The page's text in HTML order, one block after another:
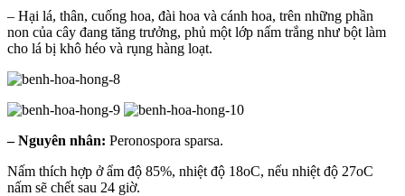
– Hại lá, thân, cuống hoa, đài hoa và cánh hoa, trên những phần
non của cây đang tăng trưởng, phủ một lớp nấm trắng như bột làm
cho lá bị khô héo và rụng hàng loạt.
– Nguyên nhân: Peronospora sparsa.
Nấm thích hợp ở ẩm độ 85%, nhiệt độ 18oC, nếu nhiệt độ 27oC
nấm sẽ chết sau 24 giờ.